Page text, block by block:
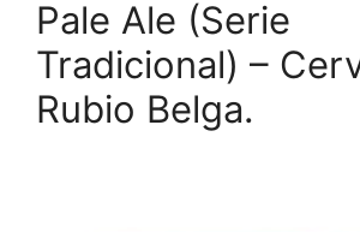
Pale Ale (Serie
Tradicional) –
Rubio Belga.